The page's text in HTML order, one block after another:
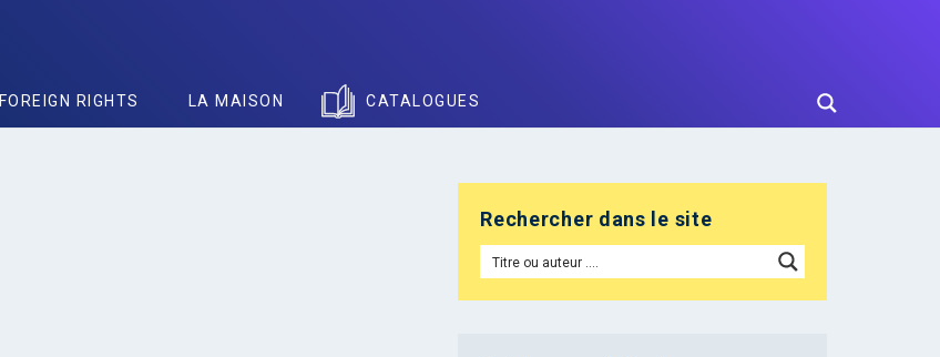
FOREIGN RIGHTS LA MAISON CATALOGUES
Rechercher dans le site